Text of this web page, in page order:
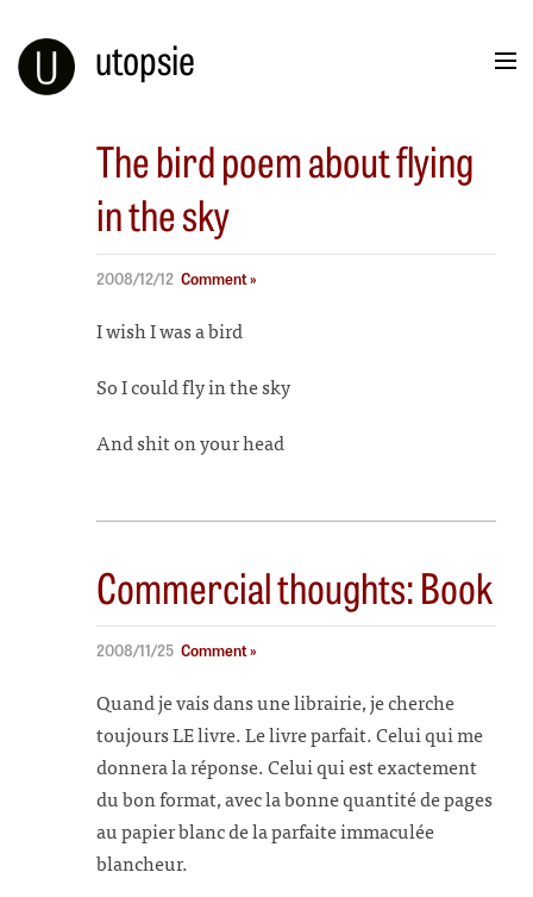
utopsie
The bird poem about flying
in the sky
2008/12/12 Comment »
I wish I was a bird
So I could fly in the sky
And shit on your head
Commercial thoughts: Book
2008/11/25 Comment »
Quand je vais dans une librairie, je cherche
toujours LE livre. Le livre parfait. Celui qui me
donnera la réponse. Celui qui est exactement
du bon format, avec la bonne quantité de pages
au papier blanc de la parfaite immaculée
blancheur.